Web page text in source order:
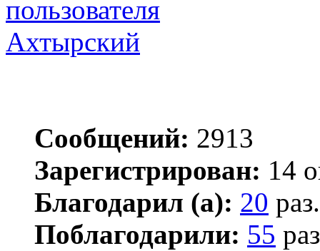
Ахтырский
Сообщений: 2913
Зарегистрирован: 14
Благодарил (а): 20 раз.
Поблагодарили: 55